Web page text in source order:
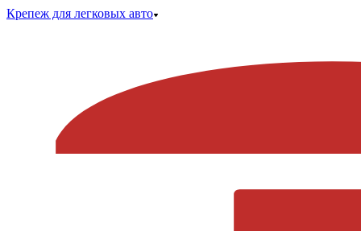
Крепеж для легковых авто